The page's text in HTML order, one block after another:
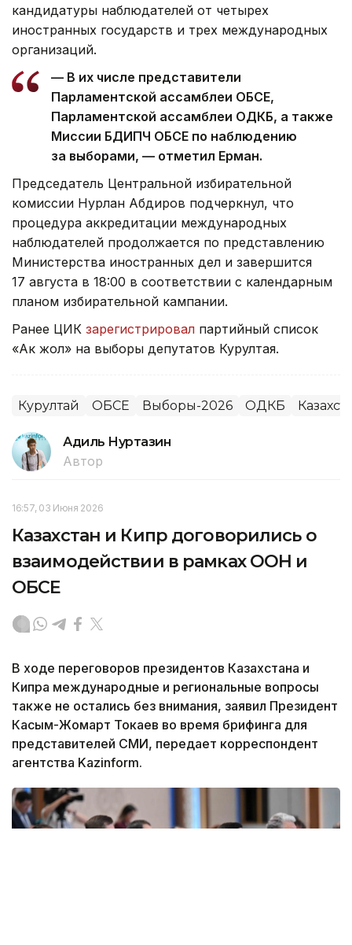
кандидатуры наблюдателей от четырех
иностранных государств и трех международных
организаций.
— В их числе представители
Парламентской ассамблеи ОБСЕ,
Парламентской ассамблеи ОДКБ, а также
Миссии БДИПЧ ОБСЕ по наблюдению
за выборами, — отметил Ерман.
Председатель Центральной избирательной
комиссии Нурлан Абдиров подчеркнул, что
процедура аккредитации международных
наблюдателей продолжается по представлению
Министерства иностранных дел и завершится
17 августа в 18:00 в соответствии с календарным
планом избирательной кампании.
Ранее ЦИК зарегистрировал партийный список
«Ак жол» на выборы депутатов Курултая.
Курултай ОБСЕ Выборы-2026 ОДКБ
Адиль Нуртазин
Автор
16:57, 03 Июня 2026
Казахстан и Кипр договорились о
взаимодействии в рамках ООН и
ОБСЕ
В ходе переговоров президентов Казахстана и
Кипра международные и региональные вопросы
также не остались без внимания, заявил Президент
Касым-Жомарт Токаев во время брифинга для
представителей СМИ, передает корреспондент
агентства Kazinform.